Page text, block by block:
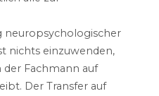
neuropsychologischer
nichts einzuwenden,
Fachmann auf
Der Transfer auf